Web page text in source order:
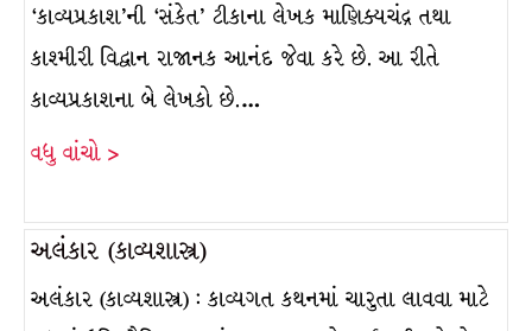
‘કાવ્યપ્રકાશ’ની ‘સંકેત’ ટીકાના લેખક માણિક્યચંદ્ર તથા
કાશ્મીરી વિદ્વાન રાજાનક આનંદ જેવા કરે છે. આ રીતે
કાવ્યપ્રકાશના બે લેખકો છે.…
વધુ વાંચો >
અલંકાર (કાવ્યશાસ્ત્ર)
અલંકાર (કાવ્યશાસ્ત્ર) : કાવ્યગત કથનમાં ચારુતા લાવવા માટે